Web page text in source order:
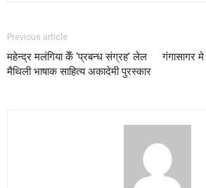
Previous article
महेन्द्र मलंगिया केँ ‘प्रबन्ध संग्रह’ लेल
मैथिली भाषाक साहित्य अकादेमी पुरस्कार
गंगासागर